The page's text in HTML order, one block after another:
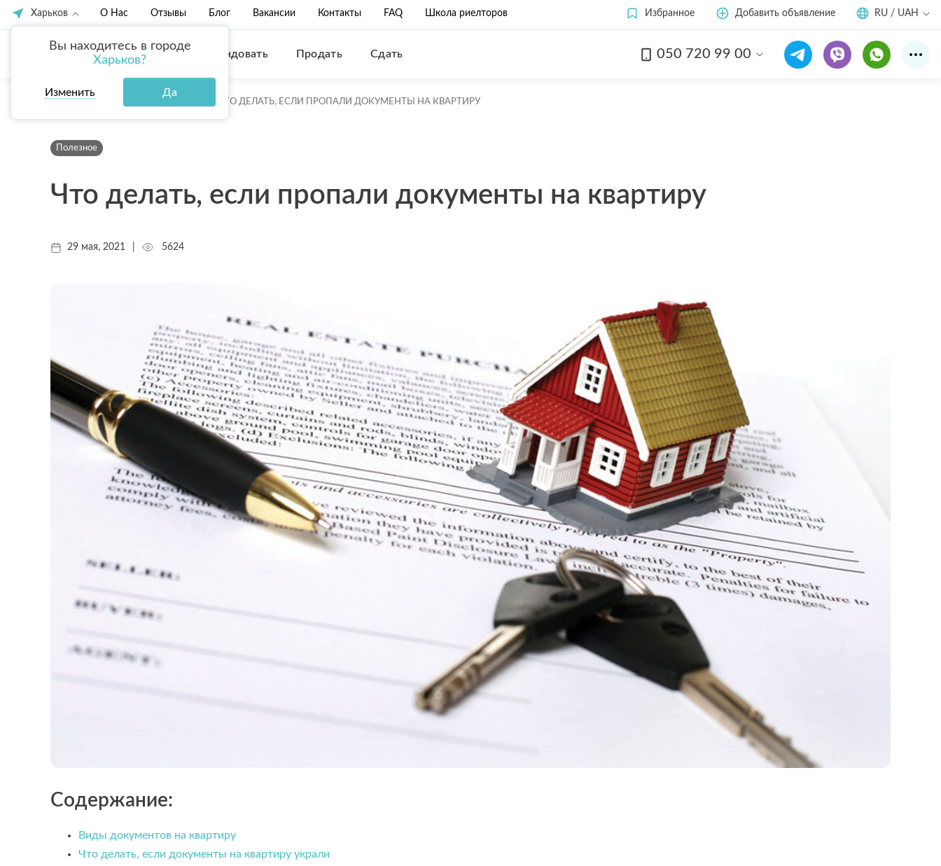
Харьков
Вы находитесь в городе
Харьков?
Изменить Да
О Нас Отзывы Блог Вакансии Контакты FAQ Школа риелторов Избранное Добавить объявление RU / UAH
Купить Арендовать Продать Сдать 050 720 99 00
ГЛАВНАЯ ЧТО ДЕЛАТЬ, ЕСЛИ ПРОПАЛИ ДОКУМЕНТЫ НА КВАРТИРУ
Полезное
Что делать, если пропали документы на квартиру
29 мая, 2021 5624
Содержание:
Виды документов на квартиру
Что делать, если документы на квартиру украли